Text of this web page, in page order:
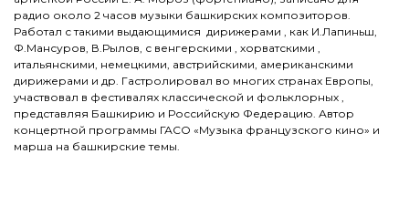
радио около 2 часов музыки башкирских композиторов.
Работал с такими выдающимися дирижерами , как И.Лапиньш,
Ф.Мансуров, В.Рылов, с венгерскими , хорватскими ,
итальянскими, немецкими, австрийскими, американскими
дирижерами и др. Гастролировал во многих странах Европы,
участвовал в фестивалях классической и фольклорных ,
представляя Башкирию и Российскую Федерацию. Автор
концертной программы ГАСО «Музыка французского кино» и
марша на башкирские темы.